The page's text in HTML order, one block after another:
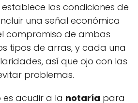
las condiciones de
una señal económica
compromiso de ambas
tipos de arras, y cada una
así que ojo con las
problemas.
es acudir a la notaría para